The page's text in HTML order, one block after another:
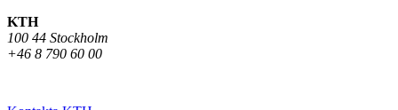
KTH
100 44 Stockholm
+46 8 790 60 00